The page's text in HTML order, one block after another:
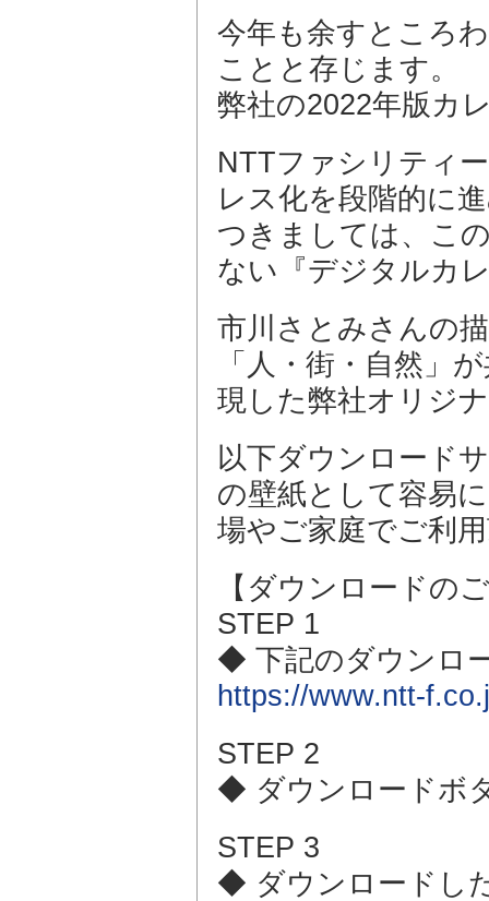
今年も余すところ
ことと存じます。
弊社の2022年版カ
NTTファシリティ
レス化を段階的に
つきましては、こ
ない『デジタルカ
市川さとみさんの
「人・街・自然」
現した弊社オリジ
以下ダウンロード
の壁紙として容易
場やご家庭でご利
【ダウンロードの
STEP 1
◆ 下記のダウンロ
https://www.ntt-
STEP 2
◆ ダウンロードボ
STEP 3
◆ ダウンロードし